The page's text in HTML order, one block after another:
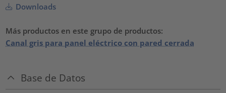
Downloads
Más productos en este grupo de productos:
Canal gris para panel eléctrico con pared cerrada
Base de Datos